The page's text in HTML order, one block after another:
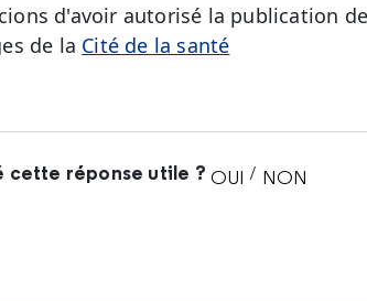
d'avoir autorisé la publication
de la Cité de la santé
cette réponse utile ? OUI / NON